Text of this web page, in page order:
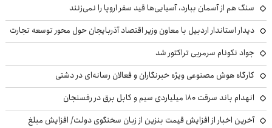
سنگ هم از آسمان ببارد، آسیایی‌ها قید سفر اروپا را نمی‌زنند
دیدار استاندار اردبیل با معاون وزیر اقتصاد آذربایجان حول محور توسعه تجارت
جواد نکونام سرمربی تراکتور شد
کارگاه هوش مصنوعی ویژه خبرنگاران و فعالان رسانه‌ای در دشتی
انهدام باند سرقت ۱۸۰ میلیاردی سیم و کابل برق در رفسنجان
آخرین اخبار از افزایش قیمت بنزین از زبان سخنگوی دولت/ افزایش مبلغ